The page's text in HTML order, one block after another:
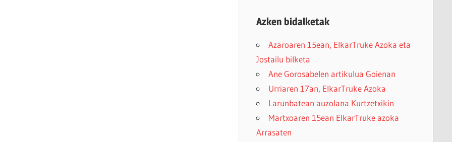
Azken bidalketak
Azaroaren 15ean, ElkarTruke Azoka eta
Jostailu bilketa
Ane Gorosabelen artikulua Goienan
Urriaren 17an, ElkarTruke Azoka
Larunbatean auzolana Kurtzetxikin
Martxoaren 15ean ElkarTruke azoka
Arrasaten